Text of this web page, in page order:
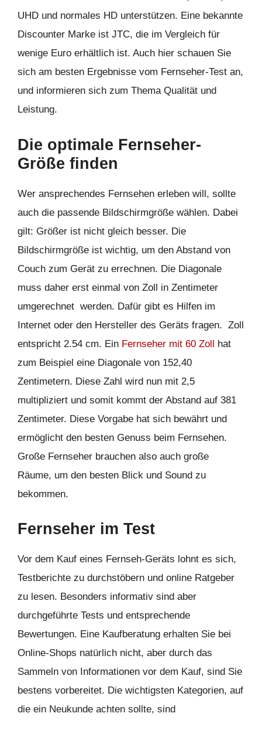
UHD und normales HD unterstützen. Eine bekannte
Discounter Marke ist JTC, die im Vergleich für
wenige Euro erhältlich ist. Auch hier schauen Sie
sich am besten Ergebnisse vom Fernseher-Test an,
und informieren sich zum Thema Qualität und
Leistung.
Die optimale Fernseher-
Größe finden
Wer ansprechendes Fernsehen erleben will, sollte
auch die passende Bildschirmgröße wählen. Dabei
gilt: Größer ist nicht gleich besser. Die
Bildschirmgröße ist wichtig, um den Abstand von
Couch zum Gerät zu errechnen. Die Diagonale
muss daher erst einmal von Zoll in Zentimeter
umgerechnet werden. Dafür gibt es Hilfen im
Internet oder den Hersteller des Geräts fragen. Zoll
entspricht 2.54 cm. Ein Fernseher mit 60 Zoll hat
zum Beispiel eine Diagonale von 152,40
Zentimetern. Diese Zahl wird nun mit 2,5
multipliziert und somit kommt der Abstand auf 381
Zentimeter. Diese Vorgabe hat sich bewährt und
ermöglicht den besten Genuss beim Fernsehen.
Große Fernseher brauchen also auch große
Räume, um den besten Blick und Sound zu
bekommen.
Fernseher im Test
Vor dem Kauf eines Fernseh-Geräts lohnt es sich,
Testberichte zu durchstöbern und online Ratgeber
zu lesen. Besonders informativ sind aber
durchgeführte Tests und entsprechende
Bewertungen. Eine Kaufberatung erhalten Sie bei
Online-Shops natürlich nicht, aber durch das
Sammeln von Informationen vor dem Kauf, sind Sie
bestens vorbereitet. Die wichtigsten Kategorien, auf
die ein Neukunde achten sollte, sind